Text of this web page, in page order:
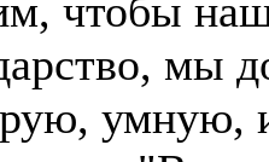
чтобы
мы
умную,